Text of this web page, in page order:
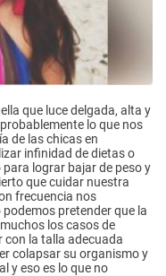
que luce delgada, alta y
lo que nos
de las chicas en
infinidad de dietas o
lograr bajar de peso y
que cuidar nuestra
frecuencia nos
podemos pretender que la
los casos de
con la talla adecuada
colapsar su organismo y
y eso es lo que no